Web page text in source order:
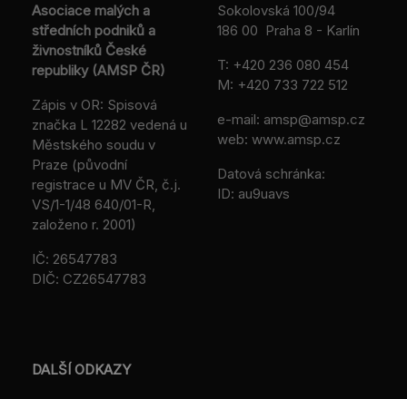
Asociace malých a
středních podniků a
živnostníků České
republiky (AMSP ČR)
Zápis v OR: Spisová
značka L 12282 vedená u
Městského soudu v
Praze (původní
registrace u MV ČR, č.j.
VS/1-1/48 640/01-R,
založeno r. 2001)
IČ: 26547783
DIČ: CZ26547783
Sokolovská 100/94
186 00 Praha 8 - Karlín
T: +420 236 080 454
M: +420 733 722 512
e-mail: amsp@amsp.cz
web: www.amsp.cz
Datová schránka:
ID: au9uavs
DALŠÍ ODKAZY